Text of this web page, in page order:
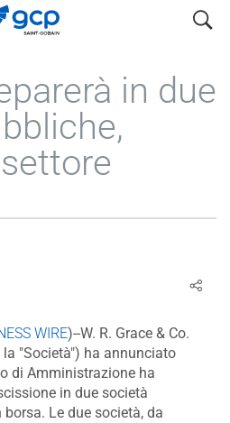
search
in due
WIRE)--W. R. Grace & Co.
la "Società") ha annunciato
di Amministrazione ha
in due società
Le due società, da